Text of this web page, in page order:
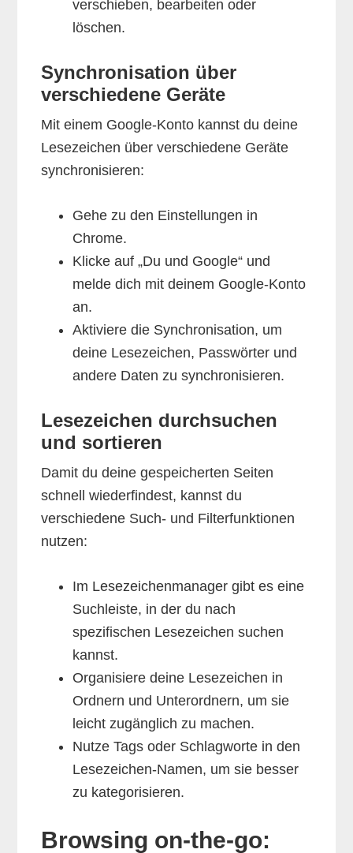
verschieben, bearbeiten oder
löschen.
Synchronisation über
verschiedene Geräte
Mit einem Google-Konto kannst du deine
Lesezeichen über verschiedene Geräte
synchronisieren:
Gehe zu den Einstellungen in
Chrome.
Klicke auf „Du und Google“ und
melde dich mit deinem Google-Konto
an.
Aktiviere die Synchronisation, um
deine Lesezeichen, Passwörter und
andere Daten zu synchronisieren.
Lesezeichen durchsuchen
und sortieren
Damit du deine gespeicherten Seiten
schnell wiederfindest, kannst du
verschiedene Such- und Filterfunktionen
nutzen:
Im Lesezeichenmanager gibt es eine
Suchleiste, in der du nach
spezifischen Lesezeichen suchen
kannst.
Organisiere deine Lesezeichen in
Ordnern und Unterordnern, um sie
leicht zugänglich zu machen.
Nutze Tags oder Schlagworte in den
Lesezeichen-Namen, um sie besser
zu kategorisieren.
Browsing on-the-go: